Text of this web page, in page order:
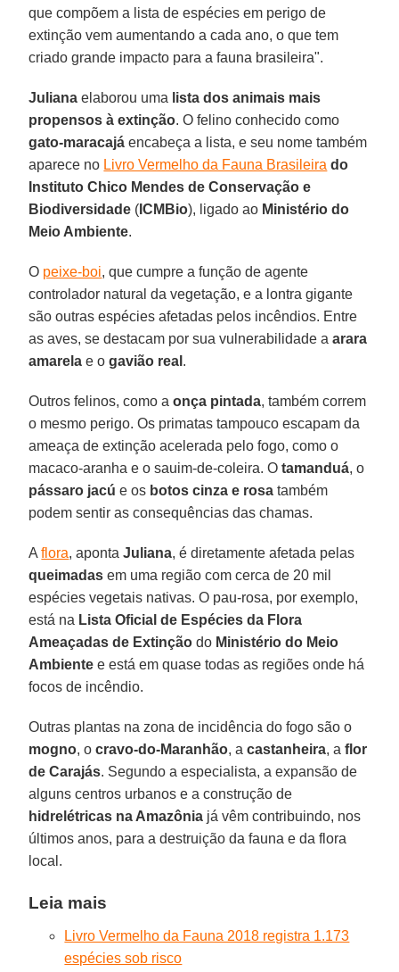
que compõem a lista de espécies em perigo de
extinção vem aumentando a cada ano, o que tem
criado grande impacto para a fauna brasileira".
Juliana elaborou uma lista dos animais mais
propensos à extinção. O felino conhecido como
gato-maracajá encabeça a lista, e seu nome também
aparece no Livro Vermelho da Fauna Brasileira do
Instituto Chico Mendes de Conservação e
Biodiversidade ( ICMBio), ligado ao Ministério do
Meio Ambiente.
O peixe-boi, que cumpre a função de agente
controlador natural da vegetação, e a lontra gigante
são outras espécies afetadas pelos incêndios. Entre
as aves, se destacam por sua vulnerabilidade aarara
amarela e ogavião real .
Outros felinos, como aonça pintada, também correm
o mesmo perigo. Os primatas tampouco escapam da
ameaça de extinção acelerada pelo fogo, como o
macaco-aranha e o sauim-de-coleira. Otamanduá, o
pássaro jacú e os botos cinza e rosa também
podem sentir as consequências das chamas.
Aflora, apontaJuliana, é diretamente afetada pelas
queimadas em uma região com cerca de 20 mil
espécies vegetais nativas. O pau-rosa, por exemplo,
está na Lista Oficial de Espécies da Flora
Ameaçadas de Extinção do Ministério do Meio
Ambiente e está em quase todas as regiões onde há
focos de incêndio.
Outras plantas na zona de incidência do fogo são o
mogno, ocravo-do-Maranhão, acastanheira, aflor
de Carajás. Segundo a especialista, a expansão de
alguns centros urbanos e a construção de
hidrelétricas na Amazônia já vêm contribuindo, nos
últimos anos, para a destruição da fauna e da flora
local.
Leia mais
Livro Vermelho da Fauna 2018 registra 1.173
espécies sob risco